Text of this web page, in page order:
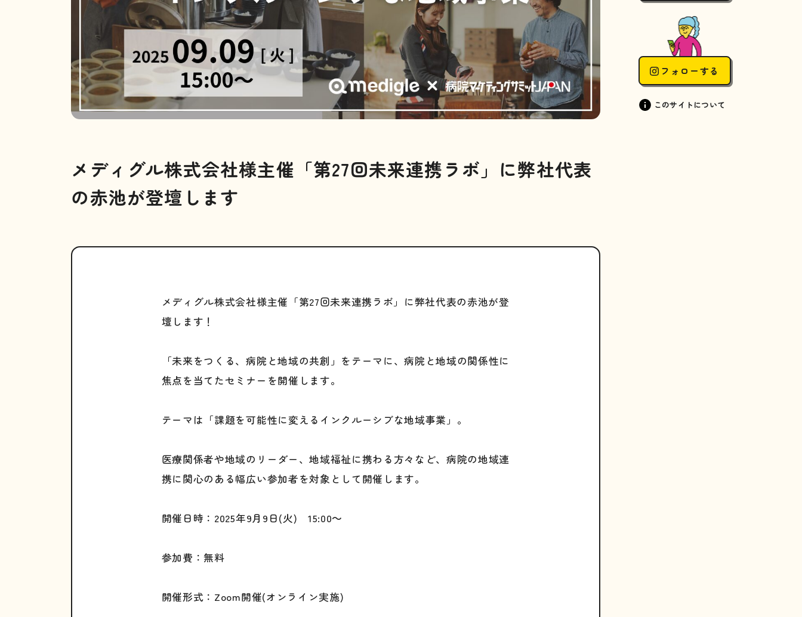
フォローする
このサイトについて
メディグル株式会社様主催「第27回未来連携ラボ」に弊社代表
の赤池が登壇します
メディグル株式会社様主催「第27回未来連携ラボ」に弊社代表の赤池が登
壇します！
「未来をつくる、病院と地域の共創」をテーマに、病院と地域の関係性に
焦点を当てたセミナーを開催します。
テーマは「課題を可能性に変えるインクルーシブな地域事業」。
医療関係者や地域のリーダー、地域福祉に携わる方々など、病院の地域連
携に関心のある幅広い参加者を対象として開催します。
開催日時：2025年9月9日(火) 15:00～
参加費：無料
開催形式：Zoom開催(オンライン実施)